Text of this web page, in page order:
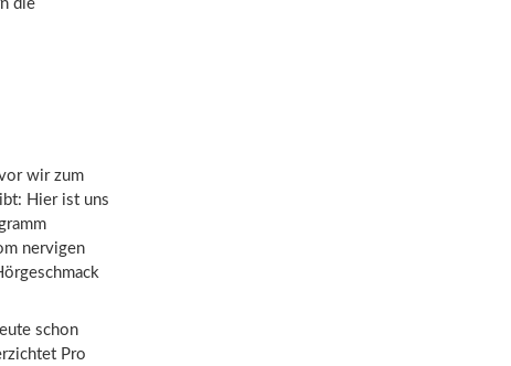
die
wir zum
Hier ist uns
nervigen
schon
Pro